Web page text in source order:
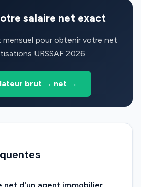
salaire net exact
pour obtenir votre net
URSSAF 2026.
brut → net →